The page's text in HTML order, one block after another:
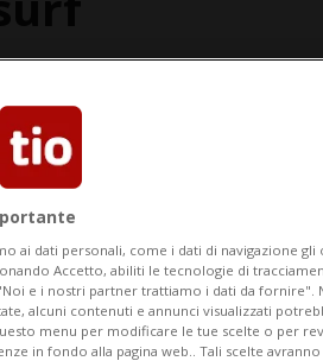
ai dati personali, come i dati di navigazione gli
Accetto, abiliti le tecnologie di
e i nostri partner trattiamo i dati da fornire".
alcuni contenuti e annunci visualizzati
menu per modificare le tue scelte o per
in fondo alla pagina web.. Tali scelte